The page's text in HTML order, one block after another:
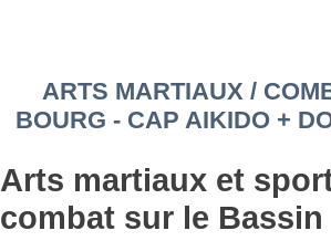
ARTS MARTIAUX /
BOURG - CAP AIKIDO +
Arts martiaux et
combat sur le Bassin